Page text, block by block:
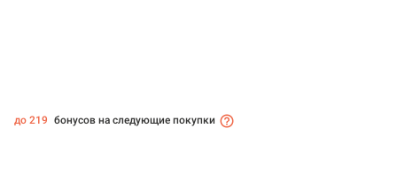
до 219 бонусов на следующие покупки